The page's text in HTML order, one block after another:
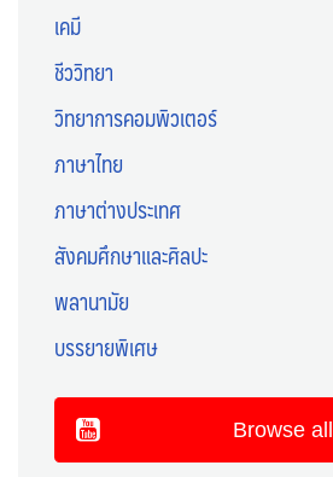
เคมี
ชีววิทยา
วิทยาการคอมพิวเตอร์
ภาษาไทย
ภาษาต่างประเทศ
สังคมศึกษาและศิลปะ
พลานามัย
บรรยายพิเศษ
Browse all